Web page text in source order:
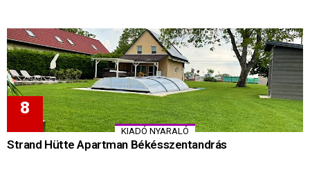
KIADÓ NYARALÓ
Strand Hütte Apartman Békésszentandrás